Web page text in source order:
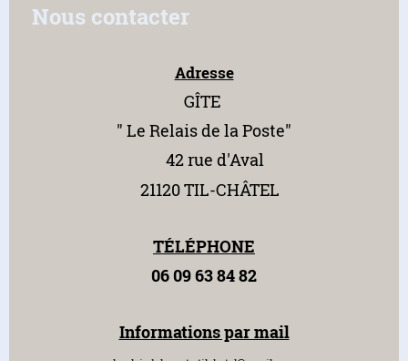
Nous contacter
Adresse
GÎTE
" Le Relaisde la Poste"
42 rue d'Aval
21120 TIL-CHÂTEL
TÉLÉPHONE
06 09 63 84 82
Informations par mail